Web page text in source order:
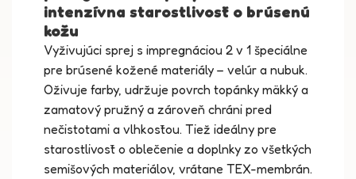
intenzívna starostlivosť o brúsenú
kožu
Vyživujúci sprej s impregnáciou 2 v 1 špeciálne
pre brúsené kožené materiály – velúr a nubuk.
Oživuje farby, udržuje povrch topánky mäkký a
zamatový pružný a zároveň chráni pred
nečistotami a vlhkosťou. Tiež ideálny pre
starostlivosť o oblečenie a doplnky zo všetkých
semišových materiálov, vrátane TEX-membrán.